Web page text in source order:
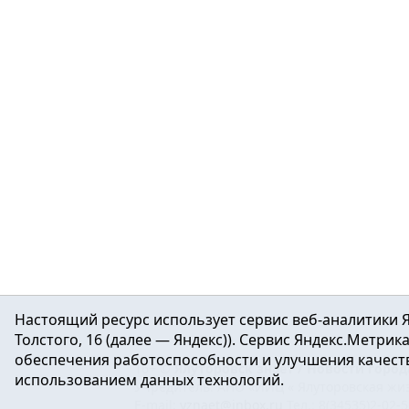
16+ ©Ялуторовск знает / Новости
Учредитель: АНО «ИИЦ « Ялуторовская
Настоящий ресурс использует сервис веб-
Толстого, 16 (далее — Яндекс)). Сервис
обеспечения работоспособности и улучшения
использованием данных технологий.